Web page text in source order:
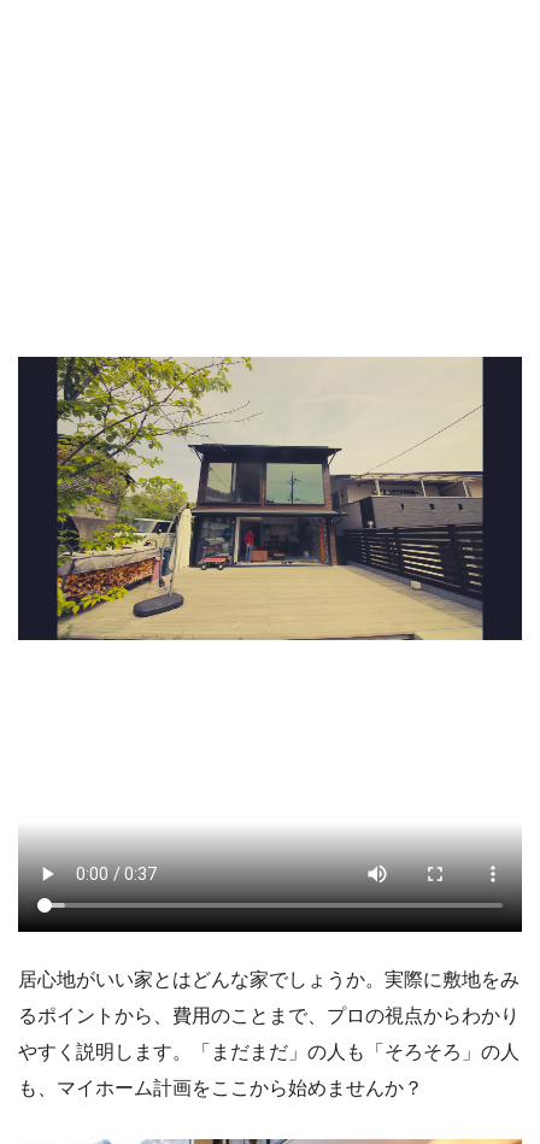
居心地がいい家とはどんな家でしょうか。実際に敷地をみ
るポイントから、費用のことまで、プロの視点からわかり
やすく説明します。「まだまだ」の人も「そろそろ」の人
も、マイホーム計画をここから始めませんか？